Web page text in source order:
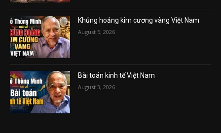
Khủng hoảng kim cương vàng Việt Nam
August 5, 2026
Bài toán kinh tế Việt Nam
August 3, 2026